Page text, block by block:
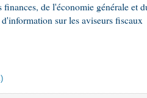
de l'économie générale et
sur les aviseurs fiscaux